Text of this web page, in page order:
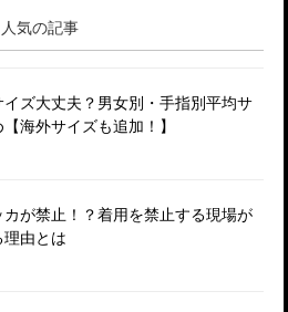
人気の記事
イズ大丈夫？男女別・手指別平均サ
海外サイズも追加！】
カが禁止！？着用を禁止する現場が
由とは